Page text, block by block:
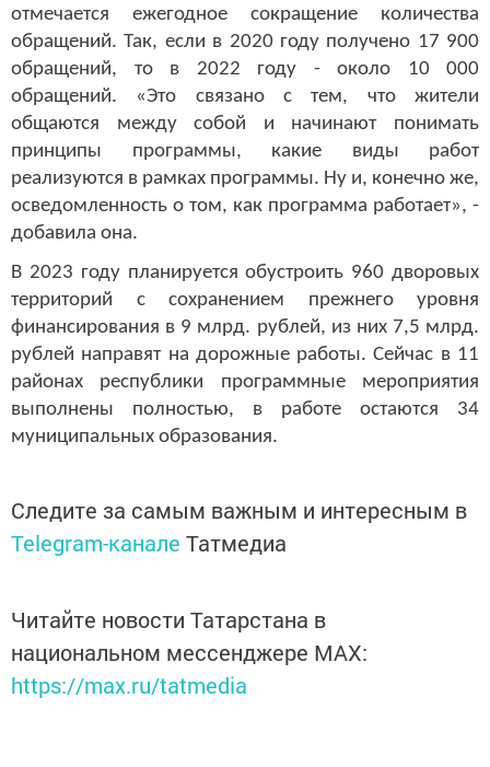
отмечается ежегодное сокращение количества
обращений. Так, если в 2020 году получено 17 900
обращений, то в 2022 году - около 10 000
обращений. «Это связано с тем, что жители
общаются между собой и начинают понимать
принципы программы, какие виды работ
реализуются в рамках программы. Ну и, конечно же,
осведомленность о том, как программа работает», -
добавила она.
В 2023 году планируется обустроить 960 дворовых
территорий с сохранением прежнего уровня
финансирования в 9 млрд. рублей, из них 7,5 млрд.
рублей направят на дорожные работы. Сейчас в 11
районах республики программные мероприятия
выполнены полностью, в работе остаются 34
муниципальных образования.
Следите за самым важным и интересным в
Telegram-канале Татмедиа
Читайте новости Татарстана в
национальном мессенджере MАХ:
https://max.ru/tatmedia